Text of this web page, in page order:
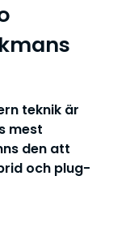
teknik är
mest
den att
och plug-